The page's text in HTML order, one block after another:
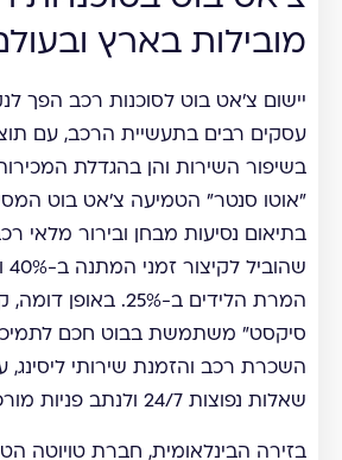
מובילות בארץ
יישום צ'אט בוט לסוכנות רכב הפך
עסקים רבים בתעשיית הרכב, עם
בשיפור השירות והן בהגדלת
"אוטו סנטר" הטמיעה צ'אט בוט
בתיאום נסיעות מבחן ובירור מלאי
המרת הלידים ב-25%.
סיקסט" משתמשת בבוט חכם
השכרת רכב והזמנת שירותי ליסינג,
שאלות נפוצות 24/7 ולנתב פניות מורכבות לנציגי שירות.
בזירה הבינלאומית, חברת טויוטה